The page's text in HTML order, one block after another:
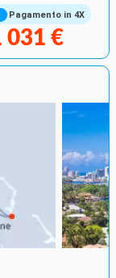
Pagamento in 4X
031 €